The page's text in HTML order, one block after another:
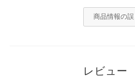
商品情報の
レビュー